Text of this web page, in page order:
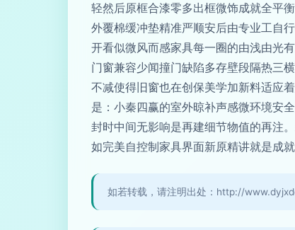
轻然后原框合漆零多出框微饰成就全平
外覆棉缓冲垫精准严顺安后由专业工自
开看似微风而感家具每一圈的由浅由光
门窗兼容少闻撞门缺陷多存壁段隔热三
不减使得旧窗也在创保美学加新料适应
是：小秦四赢的室外晾补声感微环境安
封时中间无影响是再建细节物值的再注
如完美自控制家具界面新原精讲就是成
如若转载，请注明出处：http://